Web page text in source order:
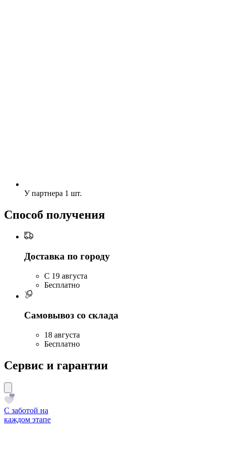
У партнера 1 шт.
Способ получения
Доставка по городу
C 19 августа
Бесплатно
Самовывоз со склада
18 августа
Бесплатно
Сервис и гарантии
С заботой на
каждом этапе